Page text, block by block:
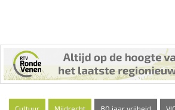
Cultuur Mijdrecht 80 jaar vrijheid